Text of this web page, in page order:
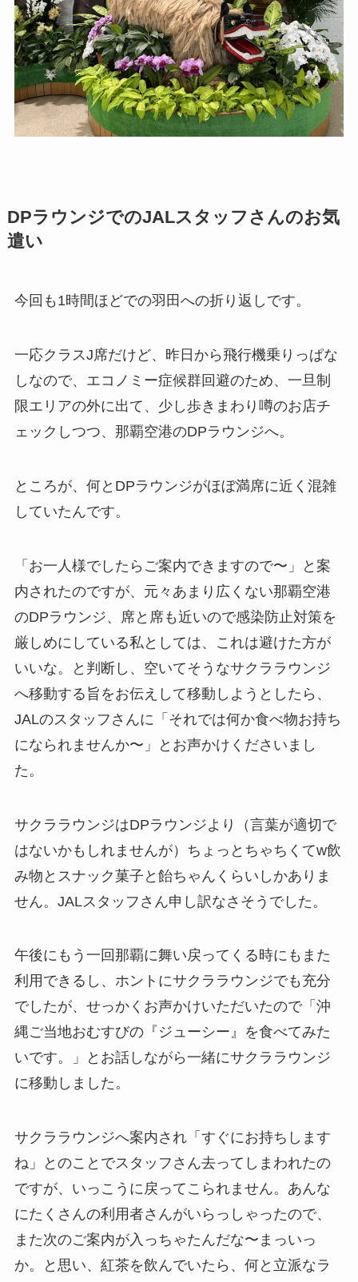
DPラウンジでのJALスタッフさんのお気
遣い
今回も1時間ほどでの羽田への折り返しです。
一応クラスJ席だけど、昨日から飛行機乗りっぱな
しなので、エコノミー症候群回避のため、一旦制
限エリアの外に出て、少し歩きまわり噂のお店チ
ェックしつつ、那覇空港のDPラウンジへ。
ところが、何とDPラウンジがほぼ満席に近く混雑
していたんです。
「お一人様でしたらご案内できますので〜」と案
内されたのですが、元々あまり広くない那覇空港
のDPラウンジ、席と席も近いので感染防止対策を
厳しめにしている私としては、これは避けた方が
いいな。と判断し、空いてそうなサクララウンジ
へ移動する旨をお伝えして移動しようとしたら、
JALのスタッフさんに「それでは何か食べ物お持ち
になられませんか〜」とお声かけくださいまし
た。
サクララウンジはDPラウンジより（言葉が適切で
はないかもしれませんが）ちょっとちゃちくてw飲
み物とスナック菓子と飴ちゃんくらいしかありま
せん。JALスタッフさん申し訳なさそうでした。
午後にもう一回那覇に舞い戻ってくる時にもまた
利用できるし、ホントにサクララウンジでも充分
でしたが、せっかくお声かけいただいたので「沖
縄ご当地おむすびの『ジューシー』を食べてみた
いです。」とお話しながら一緒にサクララウンジ
に移動しました。
サクララウンジへ案内され「すぐにお持ちします
ね」とのことでスタッフさん去ってしまわれたの
ですが、いっこうに戻ってこられません。あんな
にたくさんの利用者さんがいらっしゃったので、
また次のご案内が入っちゃたんだな〜まっいっ
か。と思い、紅茶を飲んでいたら、何と立派なラ